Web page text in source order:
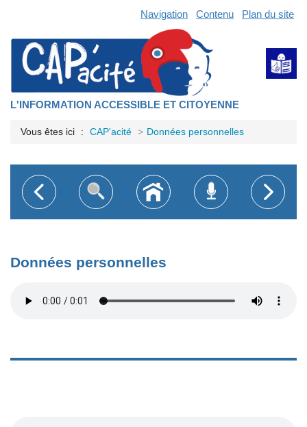
Navigation Contenu Plan du site
L'INFORMATION ACCESSIBLE ET CITOYENNE
Vous êtes ici CAP'acité Données personnelles
Données personnelles